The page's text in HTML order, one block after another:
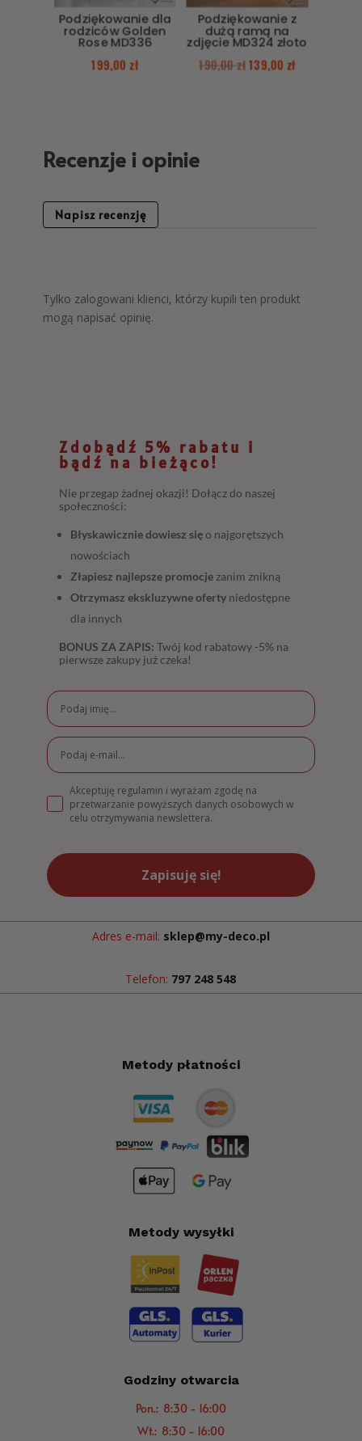
Podziękowanie dla
rodziców Golden
Rose MD336
199,00zł
Podziękowanie z
dużą ramą na
zdjęcie MD324 złoto
190,00 zł139,00 zł
Recenzje i opinie
Napisz recenzję
Tylko zalogowani klienci, którzy kupili ten produkt
mogą napisać opinię.
Zdobądź 5% rabatu i
bądź na bieżąco!
Nie przegap żadnej okazji! Dołącz do naszej
społeczności:
Błyskawicznie dowiesz sięo najgorętszych
nowościach
Złapiesz najlepsze promocje zanim znikną
Otrzymasz ekskluzywne oferty niedostępne
dla innych
BONUS ZA ZAPIS: Twój kod rabatowy -5% na
pierwsze zakupy już czeka!
Akceptuję regulamin i wyrażam zgodę na
przetwarzanie powyższych danych osobowych w
celu otrzymywania newslettera.
Zapisuję się!
Adres e-mail: sklep@my-deco.pl
Telefon: 797 248 548
Metody płatności
Metody wysyłki
Godziny otwarcia
Pon.: 8:30 - 16:00
Wt.: 8:30 - 16:00